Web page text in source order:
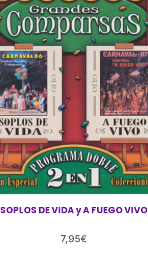
SOPLOS DE VIDA y A FUEGO VIVO
7,95€